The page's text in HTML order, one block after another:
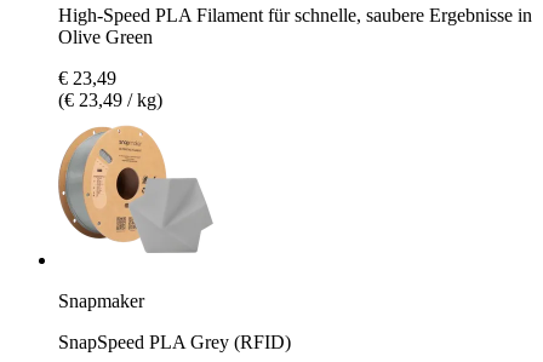
High-Speed PLA Filament für schnelle, saubere Ergebnisse in
Olive Green
€ 23,49
(€ 23,49 / kg)
Snapmaker
SnapSpeed PLA Grey (RFID)